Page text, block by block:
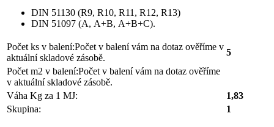
DIN 51130 (R9, R10, R11, R12, R13)
DIN 51097 (A, A+B, A+B+C).
Počet ks v balení:Počet v balení vám na dotaz ověříme v
aktuální skladové zásobě.
5
Počet m2 v balení:Počet v balení vám na dotaz ověříme
v aktuální skladové zásobě.
Váha Kg za 1 MJ:
1,83
Skupina:
1